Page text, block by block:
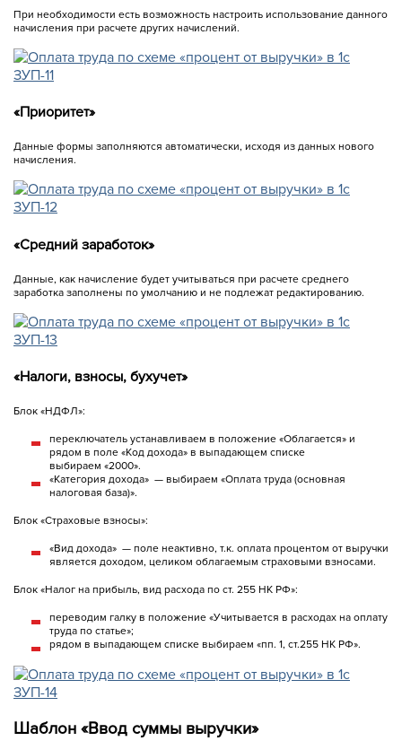
При необходимости есть возможность настроить использование данного
начисления при расчете других начислений.
«Приоритет»
Данные формы заполняются автоматически, исходя из данных нового
начисления.
«Средний заработок»
Данные, как начисление будет учитываться при расчете среднего
заработка заполнены по умолчанию и не подлежат редактированию.
«Налоги, взносы, бухучет»
Блок «НДФЛ»:
переключатель устанавливаем в положение «Облагается» и
рядом в поле «Код дохода» в выпадающем списке
выбираем «2000».
«Категория дохода» — выбираем «Оплата труда (основная
налоговая база)».
Блок «Страховые взносы»:
«Вид дохода» — поле неактивно, т.к. оплата процентом от выручки
является доходом, целиком облагаемым страховыми взносами.
Блок «Налог на прибыль, вид расхода по ст. 255 НК РФ»:
переводим галку в положение «Учитывается в расходах на оплату
труда по статье»;
рядом в выпадающем списке выбираем «пп. 1, ст.255 НК РФ».
Шаблон «Ввод суммы выручки»